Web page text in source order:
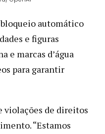
automático
e figuras
e marcas d’água
para garantir
violações de direitos
“Estamos